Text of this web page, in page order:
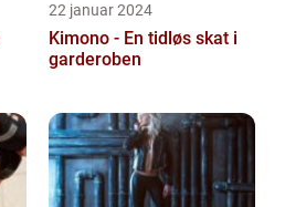
22 januar 2024
Kimono - En tidløs skat i
garderoben